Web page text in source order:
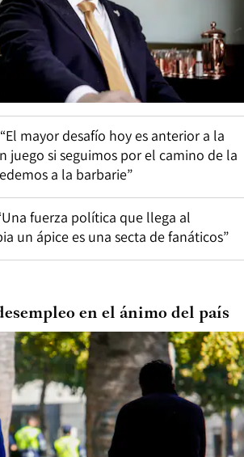
mayor desafío hoy es anterior a la
juego si seguimos por el camino de la
a la barbarie”
fuerza política que llega al
un ápice es una secta de fanáticos”
en el ánimo del país